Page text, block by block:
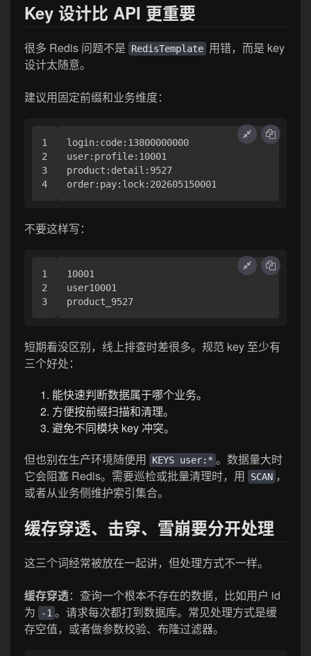
Key 设计比 API 更重要
很多 Redis 问题不是 RedisTemplate 用错，而是 key
设计太随意。
建议用固定前缀和业务维度：
1
2
3
login:code:13800000000
user:profile:10001
product:detail:9527
不要这样写：
1
2
10001
user10001
短期看没区别，线上排查时差很多。规范 key 至少有
三个好处：
能快速判断数据属于哪个业务。
方便按前缀扫描和清理。
避免不同模块 key 冲突。
但也别在生产环境随便用
KEYS user:* 。数据量大时
它会阻塞 Redis。需要巡检或批量清理时，用
SCAN ，
或者从业务侧维护索引集合。
缓存穿透、击穿、雪崩要分开处理
这三个词经常被放在一起讲，但处理方式不一样。
缓存穿透：查询一个根本不存在的数据，比如用户 id
为
-1 。请求每次都打到数据库。常见处理方式是缓
存空值，或者做参数校验、布隆过滤器。